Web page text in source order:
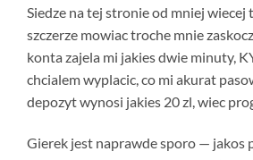
Siedze na tej stronie od mniej wiecej
szczerze mowiac troche mnie
konta zajela mi jakies dwie minuty,
chcialem wyplacic, co mi akurat
depozyt wynosi jakies 20 zl, wiec
Gierek jest naprawde sporo — jakos